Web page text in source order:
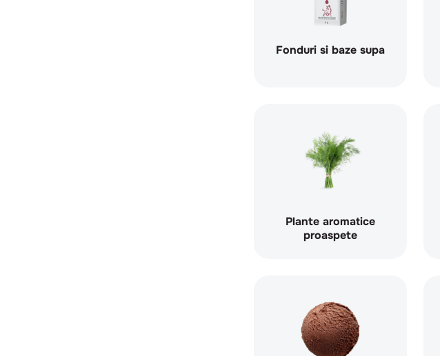
Fonduri si baze supa
Plante aromatice
proaspete